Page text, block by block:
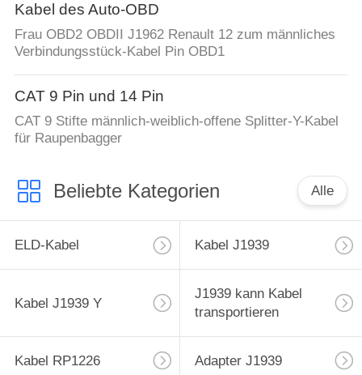
Kabel des Auto-OBD
Frau OBD2 OBDII J1962 Renault 12 zum männliches
Verbindungsstück-Kabel Pin OBD1
CAT 9 Pin und 14 Pin
CAT 9 Stifte männlich-weiblich-offene Splitter-Y-Kabel
für Raupenbagger
Beliebte Kategorien Alle
ELD-Kabel Kabel J1939
Kabel J1939 Y
J1939 kann Kabel
transportieren
Kabel RP1226 Adapter J1939